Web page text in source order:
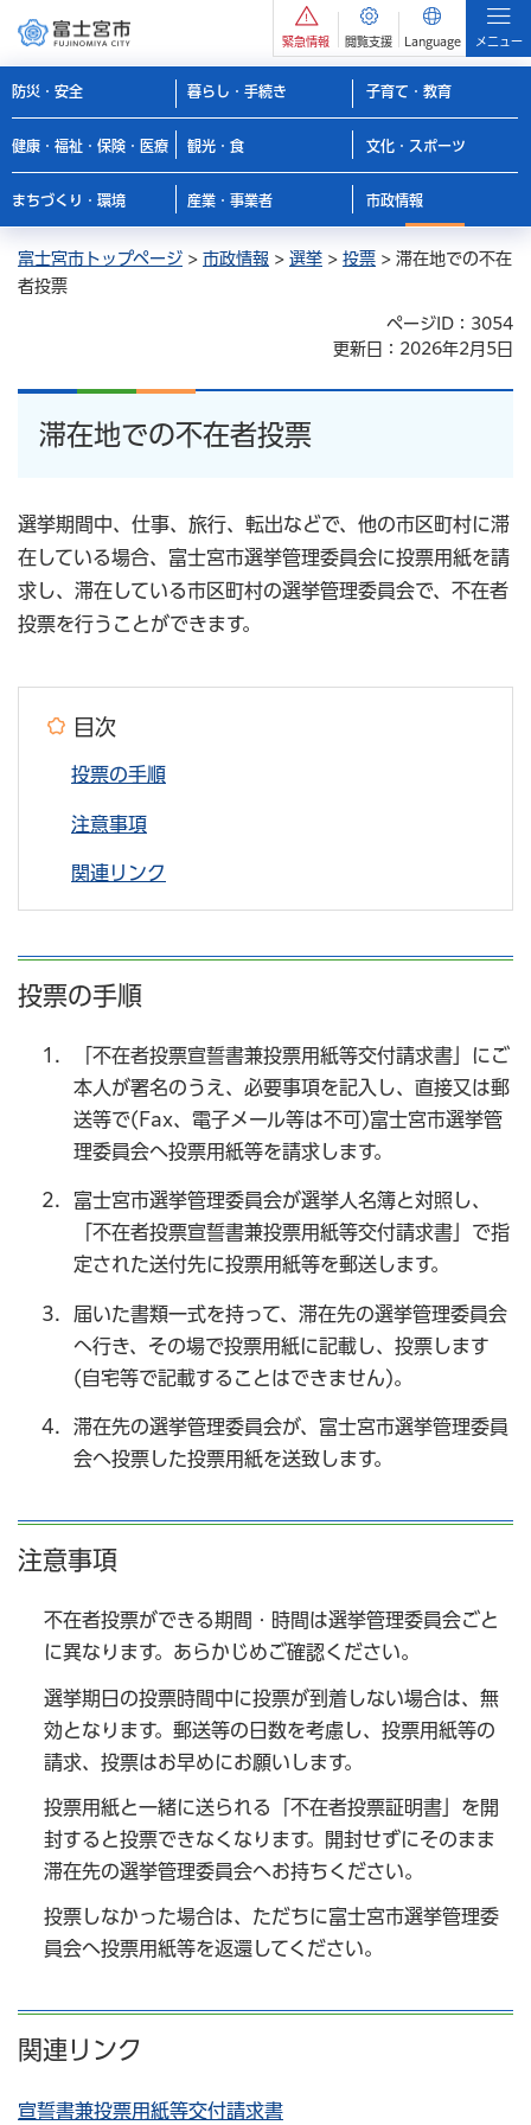
緊急情報 閲覧支援 Language メニュー
防災・安全 暮らし・手続き 子育て・教育
健康・福祉・保険・医療 観光・食 文化・スポーツ
まちづくり・環境 産業・事業者 市政情報
富士宮市トップページ > 市政情報 > 選挙 > 投票 > 滞在地での不在
者投票
ページID：3054
更新日：2026年2月5日
滞在地での不在者投票
選挙期間中、仕事、旅行、転出などで、他の市区町村に滞
在している場合、富士宮市選挙管理委員会に投票用紙を請
求し、滞在している市区町村の選挙管理委員会で、不在者
投票を行うことができます。
目次
投票の手順
注意事項
関連リンク
投票の手順
「不在者投票宣誓書兼投票用紙等交付請求書」にご
本人が署名のうえ、必要事項を記入し、直接又は郵
送等で(Fax、電子メール等は不可)富士宮市選挙管
理委員会へ投票用紙等を請求します。
富士宮市選挙管理委員会が選挙人名簿と対照し、
「不在者投票宣誓書兼投票用紙等交付請求書」で指
定された送付先に投票用紙等を郵送します。
届いた書類一式を持って、滞在先の選挙管理委員会
へ行き、その場で投票用紙に記載し、投票します
(自宅等で記載することはできません)。
滞在先の選挙管理委員会が、富士宮市選挙管理委員
会へ投票した投票用紙を送致します。
注意事項
不在者投票ができる期間・時間は選挙管理委員会ごと
に異なります。あらかじめご確認ください。
選挙期日の投票時間中に投票が到着しない場合は、無
効となります。郵送等の日数を考慮し、投票用紙等の
請求、投票はお早めにお願いします。
投票用紙と一緒に送られる「不在者投票証明書」を開
封すると投票できなくなります。開封せずにそのまま
滞在先の選挙管理委員会へお持ちください。
投票しなかった場合は、ただちに富士宮市選挙管理委
員会へ投票用紙等を返還してください。
関連リンク
宣誓書兼投票用紙等交付請求書